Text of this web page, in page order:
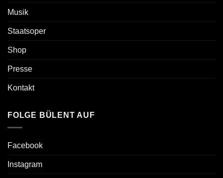
Musik
Staatsoper
Shop
Presse
Kontakt
FOLGE BÜLENT AUF
Facebook
Instagram